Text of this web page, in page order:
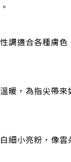
調適合各種膚色
暖，為指尖帶來
細小亮粉，像雲